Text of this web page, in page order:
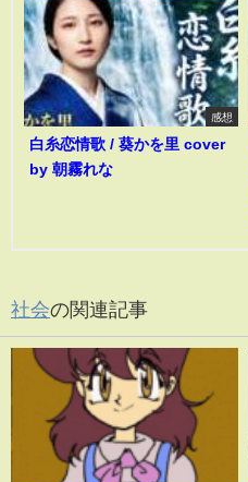
感想
白糸恋情歌 / 葵かを里 cover
by 朝霧れな
社会の関連記事